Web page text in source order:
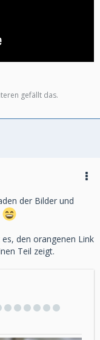
gefällt das.
der Bilder und
den orangenen Link
Teil zeigt.